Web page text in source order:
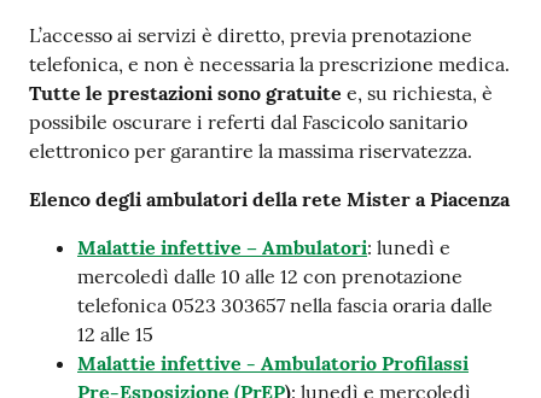
L’accesso ai servizi è diretto, previa prenotazione
telefonica, e non è necessaria la prescrizione medica.
Tutte le prestazioni sono gratuite e, su richiesta, è
possibile oscurare i referti dal Fascicolo sanitario
elettronico per garantire la massima riservatezza.
Elenco degli ambulatori della rete Mister a Piacenza
Malattie infettive – Ambulatori: lunedì e
mercoledì dalle 10 alle 12 con prenotazione
telefonica 0523 303657 nella fascia oraria dalle
12 alle 15
Malattie infettive - Ambulatorio Profilassi
Pre-Esposizione (PrEP): lunedì e mercoledì